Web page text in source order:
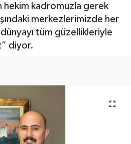
hekim kadromuzla gerek
merkezlerimizde her
tüm güzellikleriyle
diyor.